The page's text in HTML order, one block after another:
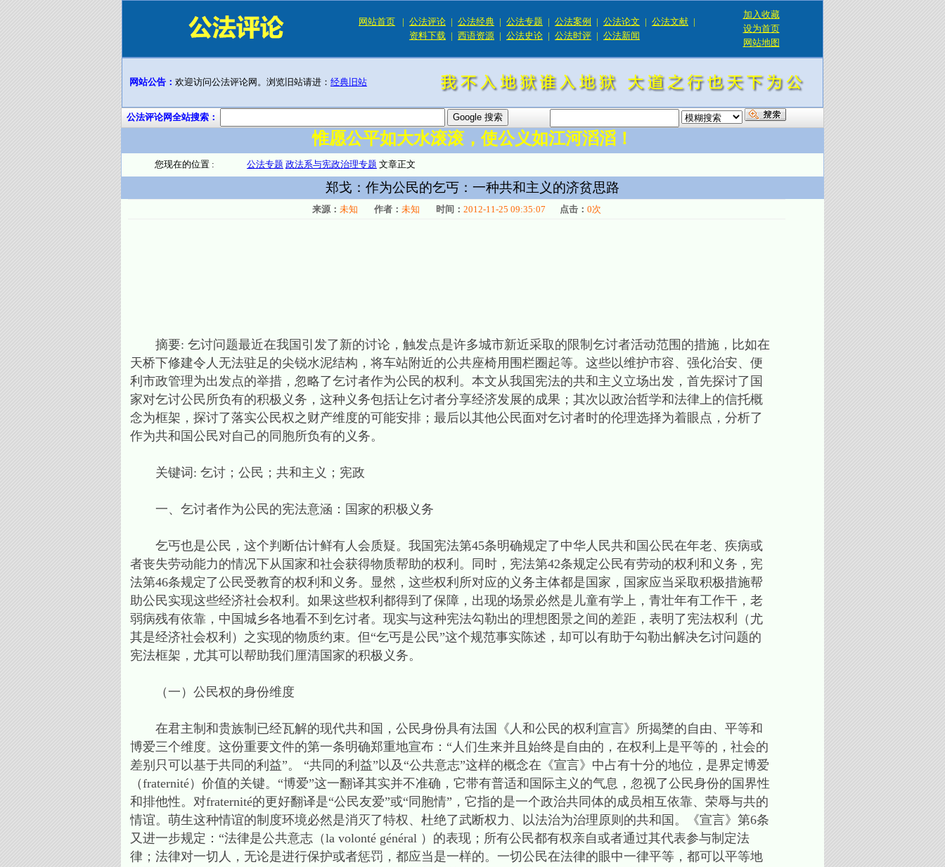
网站首页 | 公法评论 | 公法经典 | 公法专题 | 公法案例 | 公法论文 | 公法文献 |
资料下载 | 西语资源 | 公法史论 | 公法时评 | 公法新闻
加入收藏
设为首页
网站地图
网站公告： 欢迎访问公法评论网。浏览旧站请进： 经典旧站
公法评论网全站搜索：
惟愿公平如大水滚滚，使公义如江河滔滔！
您现在的位置 : 公法专题 政法系与宪政治理专题 文章正文
郑戈：作为公民的乞丐：一种共和主义的济贫思路
来源： 未知 作者： 未知 时间： 2012-11-25 09:35:07 点击： 0次
摘要: 乞讨问题最近在我国引发了新的讨论，触发点是许多城市新近采取的限制乞讨者活动范围的措施，比如在
天桥下修建令人无法驻足的尖锐水泥结构，将车站附近的公共座椅用围栏圈起等。这些以维护市容、强化治安、便
利市政管理为出发点的举措，忽略了乞讨者作为公民的权利。本文从我国宪法的共和主义立场出发，首先探讨了国
家对乞讨公民所负有的积极义务，这种义务包括让乞讨者分享经济发展的成果；其次以政治哲学和法律上的信托概
念为框架，探讨了落实公民权之财产维度的可能安排；最后以其他公民面对乞讨者时的伦理选择为着眼点，分析了
作为共和国公民对自己的同胞所负有的义务。
关键词: 乞讨；公民；共和主义；宪政
一、乞讨者作为公民的宪法意涵：国家的积极义务
乞丐也是公民，这个判断估计鲜有人会质疑。我国宪法第45条明确规定了中华人民共和国公民在年老、疾病或
者丧失劳动能力的情况下从国家和社会获得物质帮助的权利。同时，宪法第42条规定公民有劳动的权利和义务，宪
法第46条规定了公民受教育的权利和义务。显然，这些权利所对应的义务主体都是国家，国家应当采取积极措施帮
助公民实现这些经济社会权利。如果这些权利都得到了保障，出现的场景必然是儿童有学上，青壮年有工作干，老
弱病残有依靠，中国城乡各地看不到乞讨者。现实与这种宪法勾勒出的理想图景之间的差距，表明了宪法权利（尤
其是经济社会权利）之实现的物质约束。但“乞丐是公民”这个规范事实陈述，却可以有助于勾勒出解决乞讨问题的
宪法框架，尤其可以帮助我们厘清国家的积极义务。
（一）公民权的身份维度
在君主制和贵族制已经瓦解的现代共和国，公民身份具有法国《人和公民的权利宣言》所揭橥的自由、平等和
博爱三个维度。这份重要文件的第一条明确郑重地宣布：“人们生来并且始终是自由的，在权利上是平等的，社会的
差别只可以基于共同的利益”。 “共同的利益”以及“公共意志”这样的概念在《宣言》中占有十分的地位，是界定博爱
（fraternité）价值的关键。“博爱”这一翻译其实并不准确，它带有普适和国际主义的气息，忽视了公民身份的国界性
和排他性。对fraternité的更好翻译是“公民友爱”或“同胞情”，它指的是一个政治共同体的成员相互依靠、荣辱与共的
情谊。萌生这种情谊的制度环境必然是消灭了特权、杜绝了武断权力、以法治为治理原则的共和国。《宣言》第6条
又进一步规定：“法律是公共意志（la volonté général ）的表现；所有公民都有权亲自或者通过其代表参与制定法
律；法律对一切人，无论是进行保护或者惩罚，都应当是一样的。一切公民在法律的眼中一律平等，都可以平等地